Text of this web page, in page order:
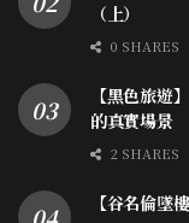
（上）
0 SHARES
【黑色旅遊
的真實場景
2 SHARES
【谷名倫墜